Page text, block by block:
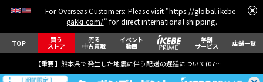
For Overseas Customers: Please visit "https://global.ikebe-
gakki.com/" for direct international shipping.
TOP 買う
ストア
売る
中古買取
イベント
動画
学割
サービス 店舗一覧
【重要】熊本県で発生した地震に伴う配送の遅延について(07月29日